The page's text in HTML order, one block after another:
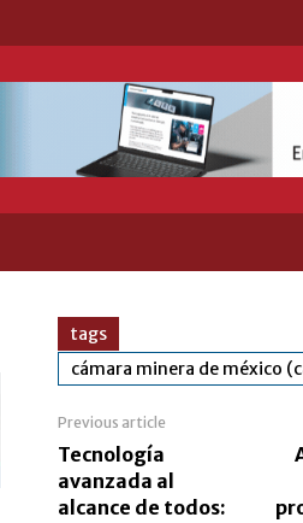
tags
cámara minera de méxico
Previous article
Tecnología
avanzada al
alcance de todos: